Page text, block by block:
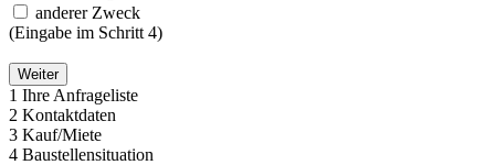
anderer Zweck
(Eingabe im Schritt 4)
Weiter
1 Ihre Anfrageliste
2 Kontaktdaten
3 Kauf/Miete
4 Baustellensituation